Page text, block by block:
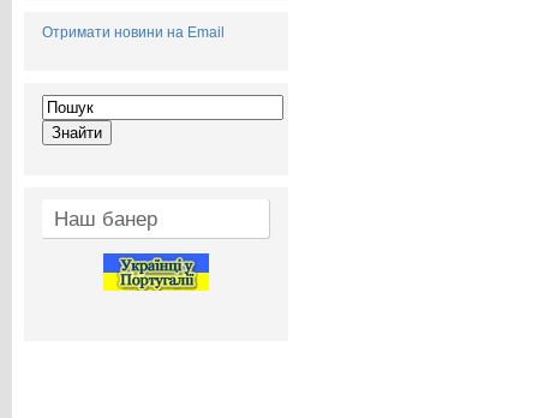
Отримати новини на Email
Наш банер